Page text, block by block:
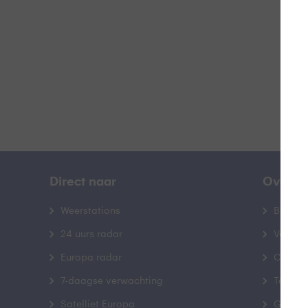
Direct naar
Weerstations
24 uurs radar
Europa radar
7-daagse verwachting
Satelliet Europa
Over
Contact